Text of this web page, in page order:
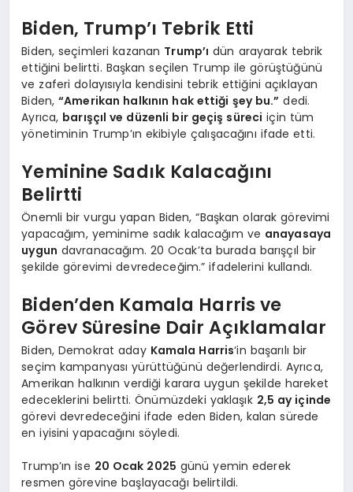
Biden, Trump’ı Tebrik Etti
Biden, seçimleri kazanan Trump’ı dün arayarak tebrik
ettiğini belirtti. Başkan seçilen Trump ile görüştüğünü
ve zaferi dolayısıyla kendisini tebrik ettiğini açıklayan
Biden,“Amerikan halkının hak ettiği şey bu.” dedi.
Ayrıca, barışçıl ve düzenli bir geçiş süreci için tüm
yönetiminin Trump’ın ekibiyle çalışacağını ifade etti.
Yeminine Sadık Kalacağını
Belirtti
Önemli bir vurgu yapan Biden, “Başkan olarak görevimi
yapacağım, yeminime sadık kalacağım ve anayasaya
uygun davranacağım. 20 Ocak’ta burada barışçıl bir
şekilde görevimi devredeceğim.” ifadelerini kullandı.
Biden’den Kamala Harris ve
Görev Süresine Dair Açıklamalar
Biden, Demokrat aday Kamala Harris‘in başarılı bir
seçim kampanyası yürüttüğünü değerlendirdi. Ayrıca,
Amerikan halkının verdiği karara uygun şekilde hareket
edeceklerini belirtti. Önümüzdeki yaklaşık 2,5 ay içinde
görevi devredeceğini ifade eden Biden, kalan sürede
en iyisini yapacağını söyledi.
Trump’ın ise 20 Ocak 2025 günü yemin ederek
resmen görevine başlayacağı belirtildi.